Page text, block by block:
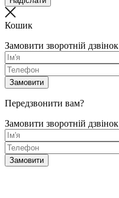
Кошик
Замовити зворотній дзвінок
Передзвонити вам?
Замовити зворотній дзвінок